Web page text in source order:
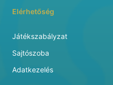
Elérhetőség
Játékszabályzat
Sajtószoba
Adatkezelés